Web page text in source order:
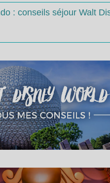
: conseils séjour Walt